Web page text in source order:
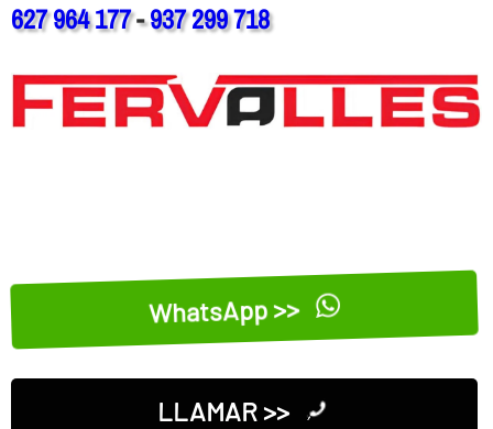
627 964 177-937 299 718
WhatsApp >>
LLAMAR >>